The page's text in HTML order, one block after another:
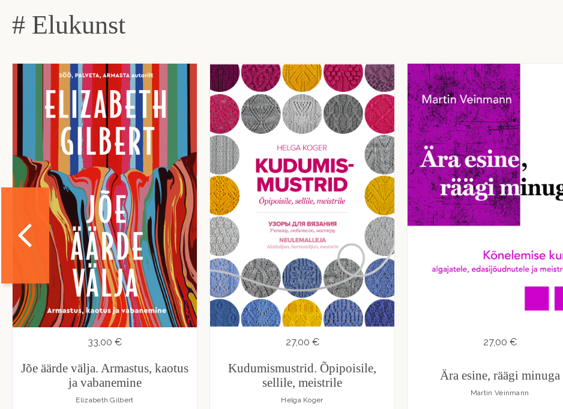
# Elukunst
33,00 €
Jõe äärde välja. Armastus, kaotus
ja vabanemine
Elizabeth Gilbert
27,00 €
Kudumismustrid. Õpipoisile,
sellile, meistrile
Helga Koger
27,00 €
Ära esine, räägi minuga
Martin Veinmann